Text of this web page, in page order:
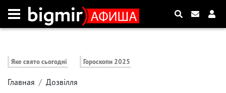
Яке свято сьогодні Гороскопи 2025
Главная Дозвілля